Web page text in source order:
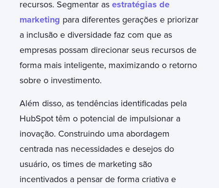
recursos. Segmentar as estratégias de
marketing para diferentes gerações e priorizar
a inclusão e diversidade faz com que as
empresas possam direcionar seus recursos de
forma mais inteligente, maximizando o retorno
sobre o investimento.
Além disso, as tendências identificadas pela
HubSpot têm o potencial de impulsionar a
inovação. Construindo uma abordagem
centrada nas necessidades e desejos do
usuário, os times de marketing são
incentivados a pensar de forma criativa e